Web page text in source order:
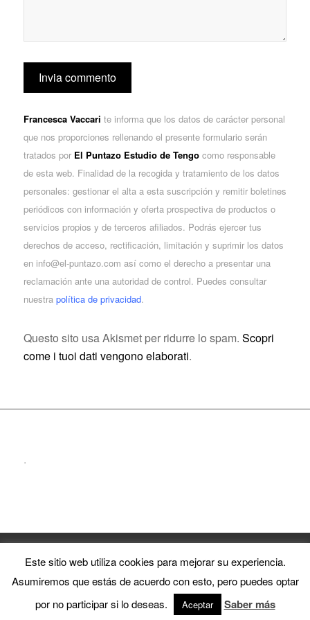
Francesca Vaccari te informa que los datos de carácter personal
que nos proporciones rellenando el presente formulario serán
tratados por El Puntazo Estudio de Tengocomo responsable
de esta web. Finalidad de la recogida y tratamiento de los datos
personales: gestionar el alta a esta suscripción y remitir boletines
periódicos con información y oferta prospectiva de productos o
servicios propios y de terceros afiliados. Podrás ejercer tus
derechos de acceso, rectificación, limitación y suprimir los datos
en info@el-puntazo.com así como el derecho a presentar una
reclamación ante una autoridad de control. Puedes consultar
nuestra política de privacidad.
Questo sito usa Akismet per ridurre lo spam. Scopri
come i tuoi dati vengono elaborati.
.
Este sitio web utiliza cookies para mejorar su experiencia.
Asumiremos que estás de acuerdo con esto, pero puedes optar
por no participar si lo deseas.
Aceptar Saber más
English Français Italiano